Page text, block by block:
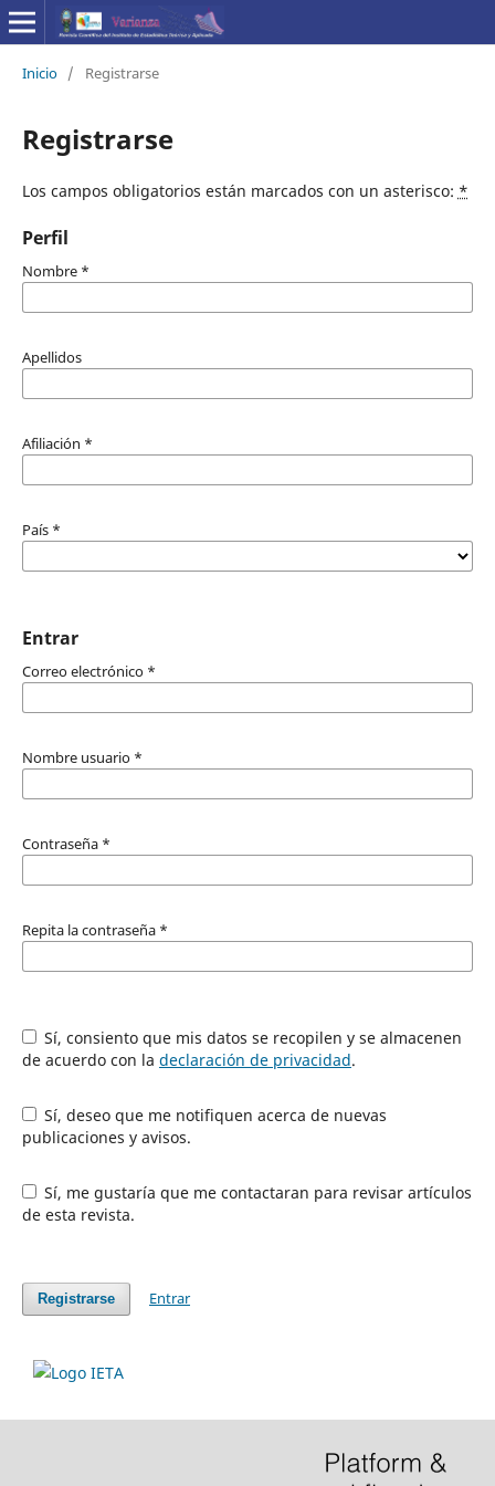
Inicio / Registrarse
Registrarse
Los campos obligatorios están marcados con un asterisco: *
Perfil
Nombre *
Apellidos
Afiliación *
País *
Entrar
Correo electrónico *
Nombre usuario *
Contraseña *
Repita la contraseña *
Sí, consiento que mis datos se recopilen y se almacenen
de acuerdo con la declaración de privacidad.
Sí, deseo que me notifiquen acerca de nuevas
publicaciones y avisos.
Sí, me gustaría que me contactaran para revisar artículos
de esta revista.
Registrarse Entrar